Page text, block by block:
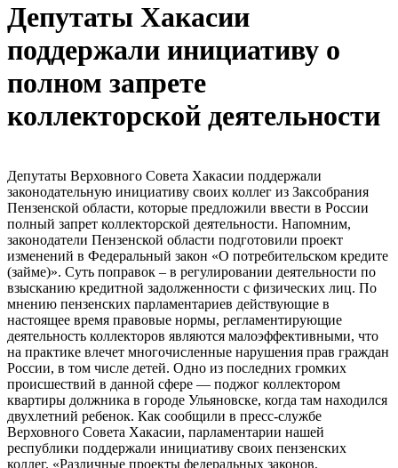
Депутаты Хакасии
поддержали инициативу о
полном запрете
коллекторской деятельности
Депутаты Верховного Совета Хакасии поддержали
законодательную инициативу своих коллег из Заксобрания
Пензенской области, которые предложили ввести в России
полный запрет коллекторской деятельности. Напомним,
законодатели Пензенской области подготовили проект
изменений в Федеральный закон «О потребительском кредите
(займе)». Суть поправок – в регулировании деятельности по
взысканию кредитной задолженности с физических лиц. По
мнению пензенских парламентариев действующие в
настоящее время правовые нормы, регламентирующие
деятельность коллекторов являются малоэффективными, что
на практике влечет многочисленные нарушения прав граждан
России, в том числе детей. Одно из последних громких
происшествий в данной сфере — поджог коллектором
квартиры должника в городе Ульяновске, когда там находился
двухлетний ребенок. Как сообщили в пресс-службе
Верховного Совета Хакасии, парламентарии нашей
республики поддержали инициативу своих пензенских
коллег. «Различные проекты федеральных законов,